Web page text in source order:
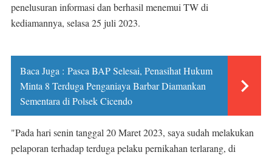
penelusuran informasi dan berhasil menemui TW di
kediamannya, selasa 25 juli 2023.
Baca Juga : Pasca BAP Selesai, Penasihat Hukum
Minta 8 Terduga Penganiaya Barbar Diamankan
Sementara di Polsek Cicendo
"Pada hari senin tanggal 20 Maret 2023, saya sudah melakukan
pelaporan terhadap terduga pelaku pernikahan terlarang, di